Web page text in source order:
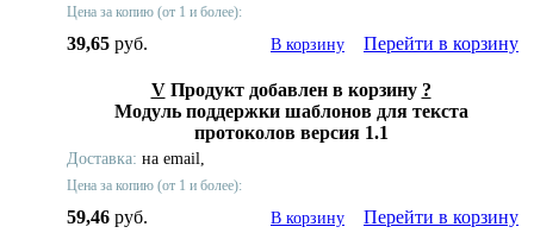
Цена за копию (от 1 и более):
39,65 руб. В корзину Перейти в корзину
V Продукт добавлен в корзину ?
Модуль поддержки шаблонов для текста
протоколов версия 1.1
Доставка: на email,
Цена за копию (от 1 и более):
59,46 руб. В корзину Перейти в корзину